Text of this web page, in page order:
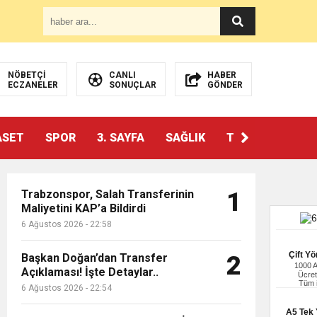
Çift
1000
Tüm
A5 Tek
NÖBETÇİ
ECZANELER
CANLI
SONUÇLAR
HABER
GÖNDER
SPOR 3. SAYFA SAĞLIK TEKNOLOJİ
Trabzonspor, Salah Transferinin
Maliyetini KAP’a Bildirdi
6 Ağustos 2026 - 22:58
1
Başkan Doğan’dan Transfer
Açıklaması! İşte Detaylar..
6 Ağustos 2026 - 22:54
2